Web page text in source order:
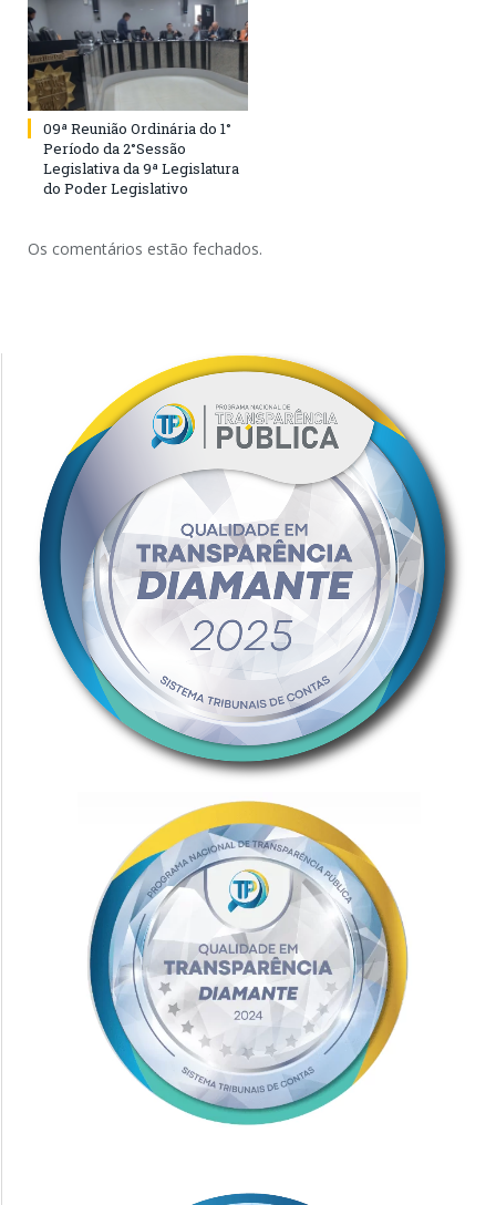
09ª Reunião Ordinária do 1°
Período da 2°Sessão
Legislativa da 9ª Legislatura
do Poder Legislativo
Os comentários estão fechados.